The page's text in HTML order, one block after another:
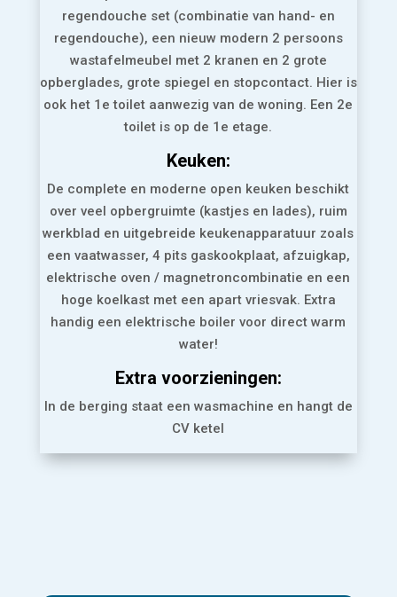
regendouche set (combinatie van hand- en
regendouche), een nieuw modern 2 persoons
wastafelmeubel met 2 kranen en 2 grote
opberglades, grote spiegel en stopcontact. Hier is
ook het 1e toilet aanwezig van de woning. Een 2e
toilet is op de 1e etage.
Keuken:
De complete en moderne open keuken beschikt
over veel opbergruimte (kastjes en lades), ruim
werkblad en uitgebreide keukenapparatuur zoals
een vaatwasser, 4 pits gaskookplaat, afzuigkap,
elektrische oven / magnetroncombinatie en een
hoge koelkast met een apart vriesvak. Extra
handig een elektrische boiler voor direct warm
water!
Extra voorzieningen:
In de berging staat een wasmachine en hangt de
CV ketel